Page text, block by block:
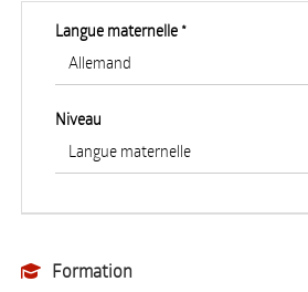
Langue maternelle *
Niveau
Formation